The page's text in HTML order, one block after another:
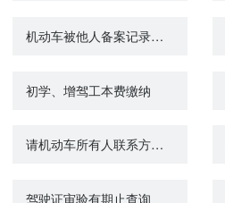
机动车被他人备案记录查询
初学、增驾工本费缴纳
请机动车所有人联系方式变更备案
驾驶证审验有期止查询